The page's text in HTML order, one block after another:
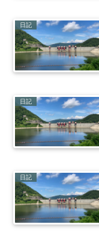
日記
日記
日記